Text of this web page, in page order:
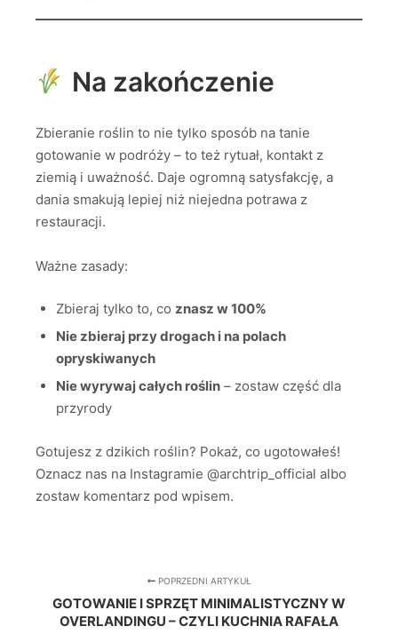
Na zakończenie
Zbieranie roślin to nie tylko sposób na tanie
gotowanie w podróży – to też rytuał, kontakt z
ziemią i uważność. Daje ogromną satysfakcję, a
dania smakują lepiej niż niejedna potrawa z
restauracji.
Ważne zasady:
Zbieraj tylko to, co znasz w 100%
Nie zbieraj przy drogach i na polach
opryskiwanych
Nie wyrywaj całych roślin– zostaw część dla
przyrody
Gotujesz z dzikich roślin? Pokaż, co ugotowałeś!
Oznacz nas na Instagramie @archtrip_official albo
zostaw komentarz pod wpisem.
POPRZEDNI ARTYKUŁ
GOTOWANIE I SPRZĘT MINIMALISTYCZNY W
OVERLANDINGU – CZYLI KUCHNIA RAFAŁA